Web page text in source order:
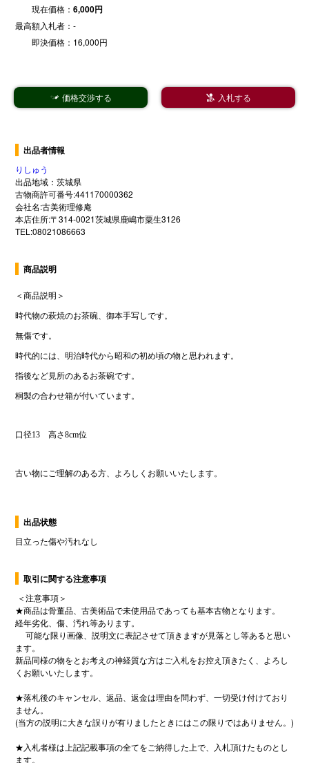
現在価格： 6,000円
最高額入札者： -
即決価格： 16,000円
 価格交渉する  入札する
出品者情報
りしゅう
出品地域：茨城県
古物商許可番号:441170000362
会社名:古美術理修庵
本店住所:〒314-0021茨城県鹿嶋市粟生3126
TEL:08021086663
商品説明
出品状態
目立った傷や汚れなし
取引に関する注意事項
＜注意事項＞
★商品は骨董品、古美術品で未使用品であっても基本古物となります。
経年劣化、傷、汚れ等あります。
可能な限り画像、説明文に表記させて頂きますが見落とし等あると思い
ます。
新品同様の物をとお考えの神経質な方はご入札をお控え頂きたく、よろし
くお願いいたします。
★落札後のキャンセル、返品、返金は理由を問わず、一切受け付けており
ません。
(当方の説明に大きな誤りが有りましたときにはこの限りではありません。)
★入札者様は上記記載事項の全てをご納得した上で、入札頂けたものとし
ます。